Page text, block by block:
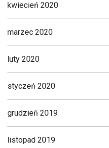
kwiecień 2020
marzec 2020
luty 2020
styczeń 2020
grudzień 2019
listopad 2019